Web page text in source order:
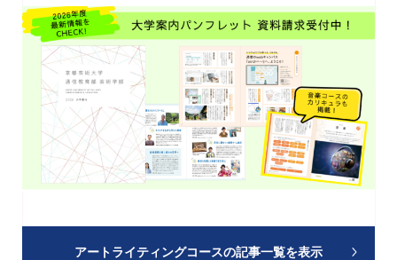
アートライティングコースの記事一覧を表示